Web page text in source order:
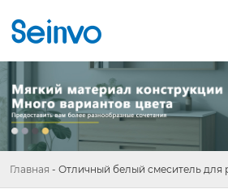
Главная - Отличный белый смеситель для